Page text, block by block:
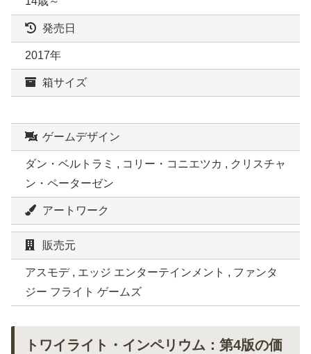
発売日
2017年
箱サイズ
ゲームデザイン
ダン・ベルトラミ , コリー・コニエツカ , クリスチャ
ン・ペーターゼン
アートワーク
販売元
アスモデ , エッジ エンターテインメント , ファンタ
ジー フライト ゲームズ
トワイライト・インペリウム：第4版の価